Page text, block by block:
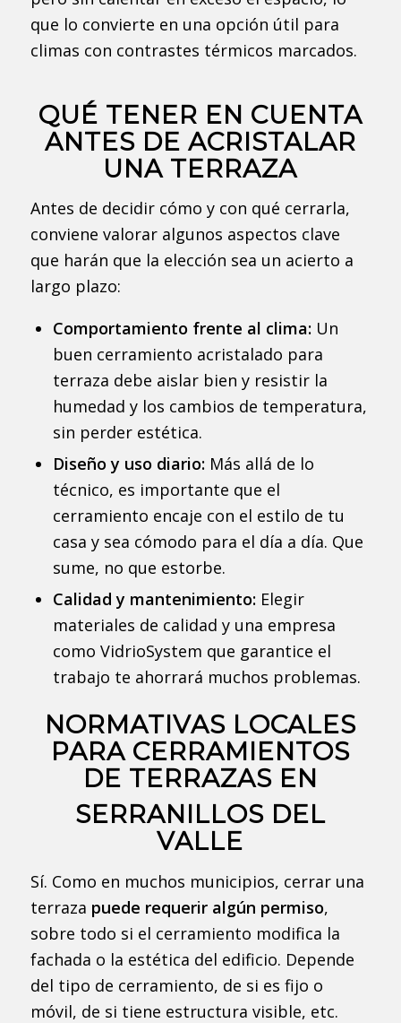
que lo convierte en una opción útil para
climas con contrastes térmicos marcados.
QUÉ TENER EN CUENTA
ANTES DE ACRISTALAR
UNA TERRAZA
Antes de decidir cómo y con qué cerrarla,
conviene valorar algunos aspectos clave
que harán que la elección sea un acierto a
largo plazo:
Comportamiento frente al clima: Un
buen cerramiento acristalado para
terraza debe aislar bien y resistir la
humedad y los cambios de temperatura,
sin perder estética.
Diseño y uso diario: Más allá de lo
técnico, es importante que el
cerramiento encaje con el estilo de tu
casa y sea cómodo para el día a día. Que
sume, no que estorbe.
Calidad y mantenimiento: Elegir
materiales de calidad y una empresa
como VidrioSystem que garantice el
trabajo te ahorrará muchos problemas.
NORMATIVAS LOCALES
PARA CERRAMIENTOS
DE TERRAZAS EN
SERRANILLOS DEL
VALLE
Sí. Como en muchos municipios, cerrar una
terraza puede requerir algún permiso,
sobre todo si el cerramiento modifica la
fachada o la estética del edificio. Depende
del tipo de cerramiento, de si es fijo o
móvil, de si tiene estructura visible, etc.